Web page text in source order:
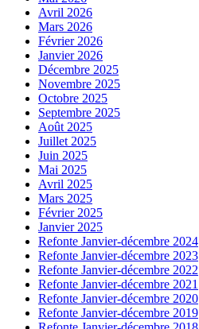
Avril 2026
Mars 2026
Février 2026
Janvier 2026
Décembre 2025
Novembre 2025
Octobre 2025
Septembre 2025
Août 2025
Juillet 2025
Juin 2025
Mai 2025
Avril 2025
Mars 2025
Février 2025
Janvier 2025
Refonte Janvier-décembre 2024
Refonte Janvier-décembre 2023
Refonte Janvier-décembre 2022
Refonte Janvier-décembre 2021
Refonte Janvier-décembre 2020
Refonte Janvier-décembre 2019